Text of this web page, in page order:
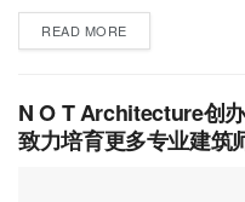
READ MORE
N O T Architecture创
致力培育更多专业建筑